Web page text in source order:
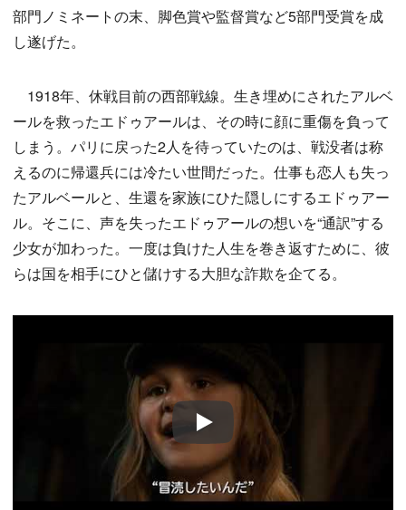
部門ノミネートの末、脚色賞や監督賞など5部門受賞を成
し遂げた。
1918年、休戦目前の西部戦線。生き埋めにされたアルベ
ールを救ったエドゥアールは、その時に顔に重傷を負って
しまう。パリに戻った2人を待っていたのは、戦没者は称
えるのに帰還兵には冷たい世間だった。仕事も恋人も失っ
たアルベールと、生還を家族にひた隠しにするエドゥアー
ル。そこに、声を失ったエドゥアールの想いを“通訳”する
少女が加わった。一度は負けた人生を巻き返すために、彼
らは国を相手にひと儲けする大胆な詐欺を企てる。
Play